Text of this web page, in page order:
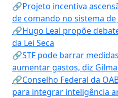
🔗Projeto incentiva
de comando no sistema de
🔗Hugo Leal propõe
da Lei Seca
🔗STF pode barrar
aumentar gastos, diz
🔗Conselho Federal da
para integrar inteligência